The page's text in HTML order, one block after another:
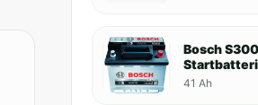
Bosch
Startbatteri
41 Ah